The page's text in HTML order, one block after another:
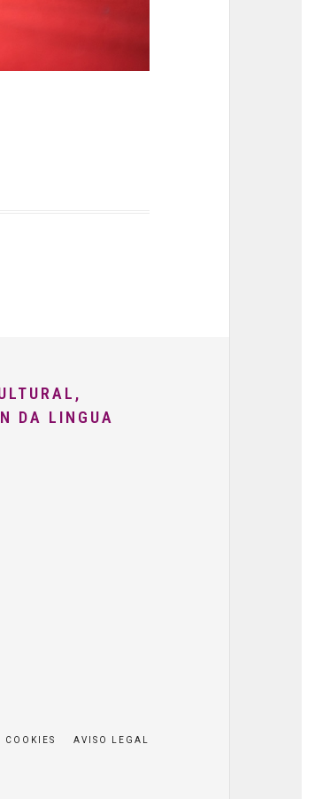
DA LINGUA
COOKIES
AVISO LEGAL